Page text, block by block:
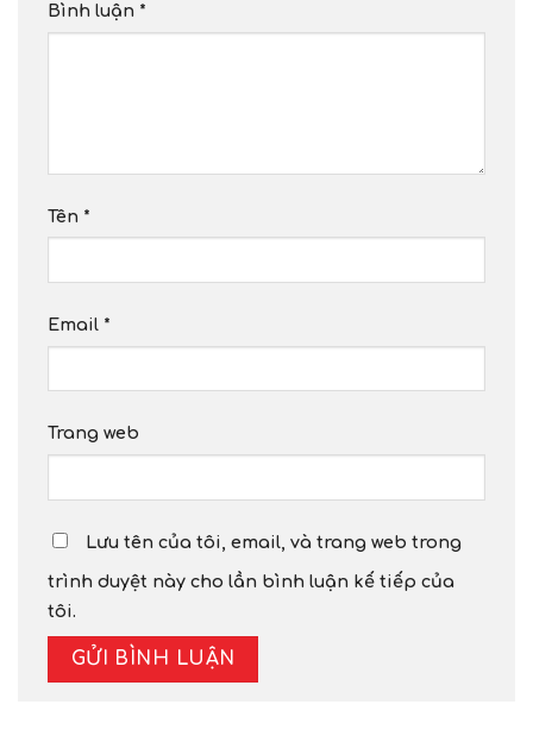
Bình luận *
Tên *
Email *
Trang web
Lưu tên của tôi, email, và trang web trong
trình duyệt này cho lần bình luận kế tiếp của
tôi.